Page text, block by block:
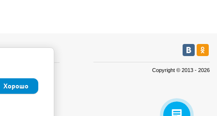
Copyright © 2013 - 2026
Хорошо